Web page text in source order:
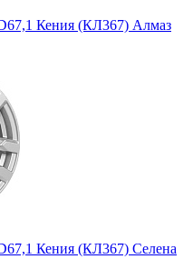
Кения (КЛ367) Алмаз
Кения (КЛ367) Селена